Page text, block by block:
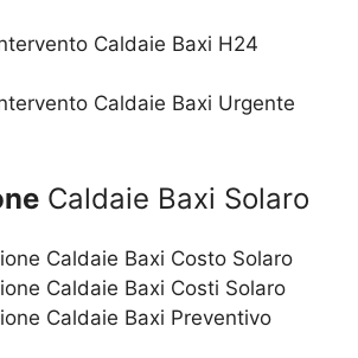
Caldaie Baxi H24
Caldaie Baxi Urgente
Caldaie Baxi Solaro
Caldaie Baxi Costo Solaro
Caldaie Baxi Costi Solaro
Caldaie Baxi Preventivo